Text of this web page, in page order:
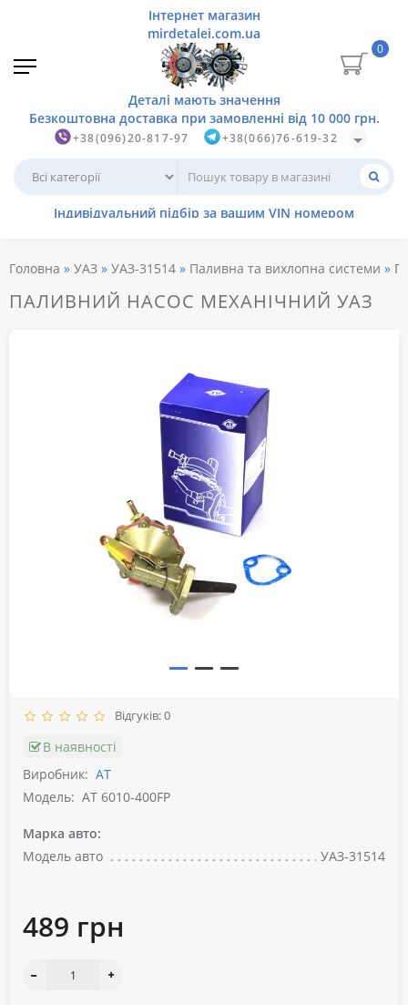
+38(096)20-817-97 +38(066)76-619-32
0
Головна УАЗ УАЗ-31514 Паливна та вихлопна системи
ПАЛИВНИЙ НАСОС МЕХАНІЧНИЙ УАЗ
Відгуків: 0
В наявності
Виробник: АТ
Модель: AT 6010-400FP
Марка авто:
Модель авто
УАЗ-31514
489 грн